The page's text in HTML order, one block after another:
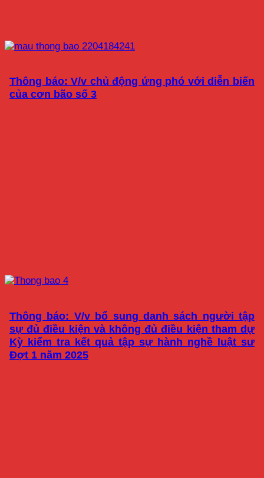
Thông báo: V/v chủ động ứng phó với diễn biến
của cơn bão số 3
Thông báo: V/v bổ sung danh sách người tập
sự đủ điều kiện và không đủ điều kiện tham dự
Kỳ kiểm tra kết quả tập sự hành nghề luật sư
Đợt 1 năm 2025